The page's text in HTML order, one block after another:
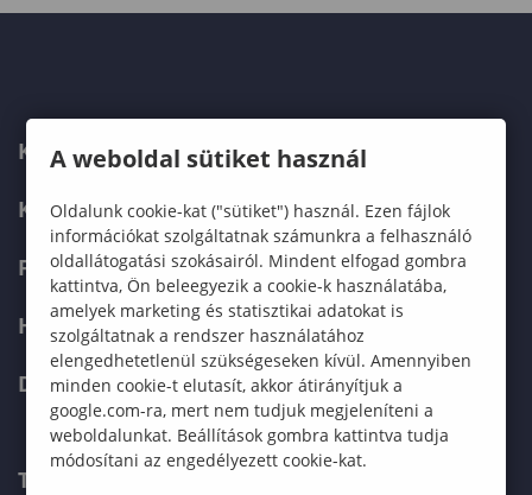
KARUNK
KÉPZÉSEK
FELVÉTELIZŐKNEK
HALLGATÓKNAK
DOKTORI ISKOLA
TELEFONKÖNYV
A weboldal sütiket használ
Oldalunk cookie-kat ("sütiket") használ. Ezen fájlok
információkat szolgáltatnak számunkra a felhasználó
oldallátogatási szokásairól. Mindent elfogad gombra
kattintva, Ön beleegyezik a cookie-k használatába,
amelyek marketing és statisztikai adatokat is
szolgáltatnak a rendszer használatához
elengedhetetlenül szükségeseken kívül. Amennyiben
minden cookie-t elutasít, akkor átirányítjuk a
google.com-ra, mert nem tudjuk megjeleníteni a
weboldalunkat. Beállítások gombra kattintva tudja
módosítani az engedélyezett cookie-kat.